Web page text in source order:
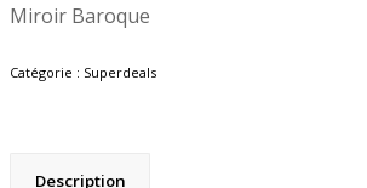
initial
CHF850.00.
Miroir Baroque
Catégorie : Superdeals
Description